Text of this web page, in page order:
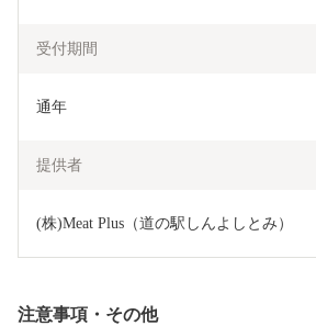
受付期間
通年
提供者
(株)Meat Plus（道の駅しんよしとみ）
注意事項・その他